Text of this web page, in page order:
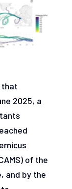
that
2025, a
of the
and by the